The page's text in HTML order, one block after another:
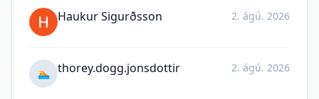
Haukur Sigurðsson 2. ágú. 2026
🏊 thorey.dogg.jonsdottir 2. ágú. 2026